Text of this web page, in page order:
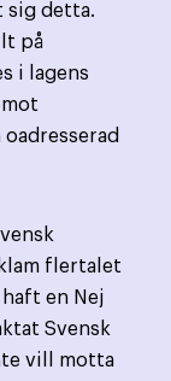
sig detta.
på
i lagens
flertalet
en Nej
Svensk
vill motta